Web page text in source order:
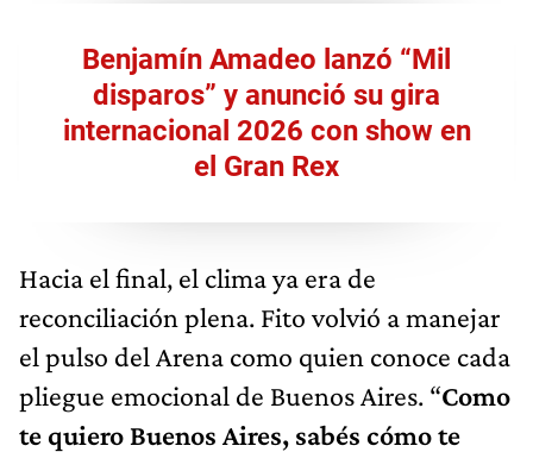
Benjamín Amadeo lanzó “Mil
disparos” y anunció su gira
internacional 2026 con show en
el Gran Rex
Hacia el final, el clima ya era de
reconciliación plena. Fito volvió a manejar
el pulso del Arena como quien conoce cada
pliegue emocional de Buenos Aires. “Como
te quiero Buenos Aires, sabés cómo te